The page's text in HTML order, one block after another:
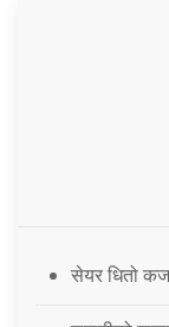
सेयर धितो